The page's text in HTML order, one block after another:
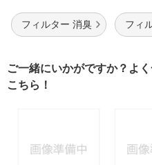
フィルター 消臭 フィ
ご一緒にいかがですか？よ
こちら！